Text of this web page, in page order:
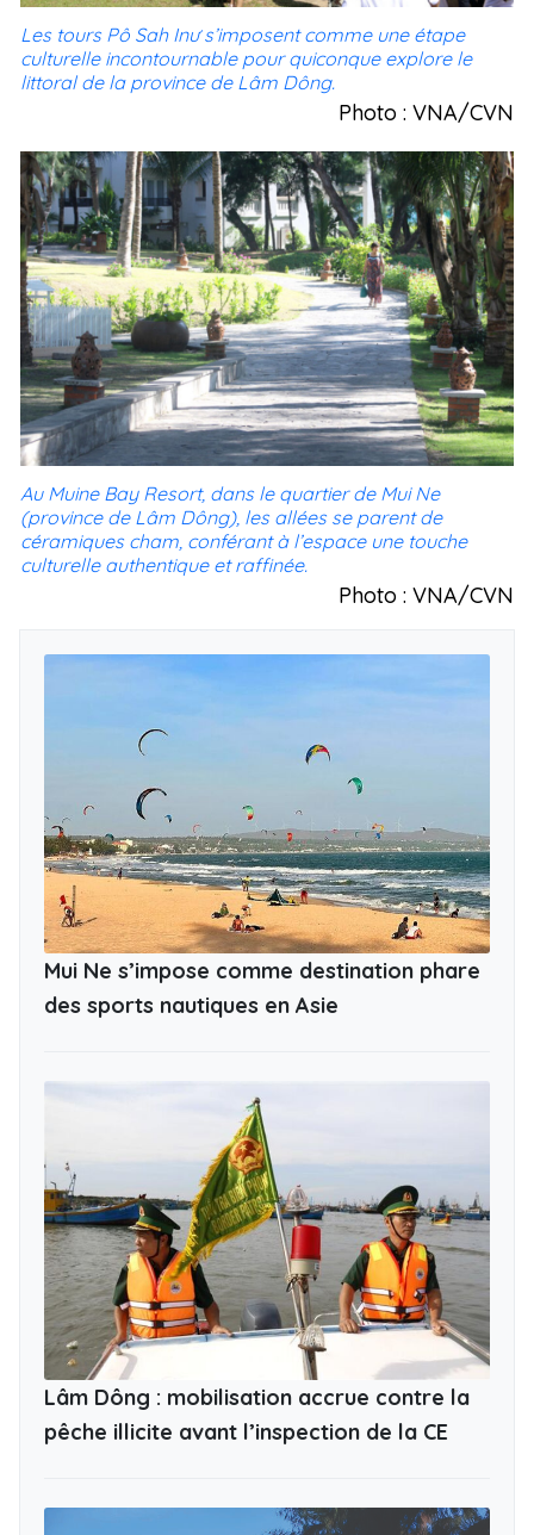
Les tours Pô Sah Inư s’imposent comme une étape
culturelle incontournable pour quiconque explore le
littoral de la province de Lâm Dông.
Photo : VNA/CVN
Au Muine Bay Resort, dans le quartier de Mui Ne
(province de Lâm Dông), les allées se parent de
céramiques cham, conférant à l’espace une touche
culturelle authentique et raffinée.
Photo : VNA/CVN
Mui Ne s’impose comme destination phare
des sports nautiques en Asie
Lâm Dông : mobilisation accrue contre la
pêche illicite avant l’inspection de la CE